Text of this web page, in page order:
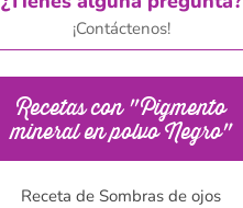
¡Contáctenos!
Recetas con "Pigmento
mineral en polvo Negro"
Receta de Sombras de ojos